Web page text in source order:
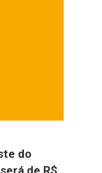
do
de R$